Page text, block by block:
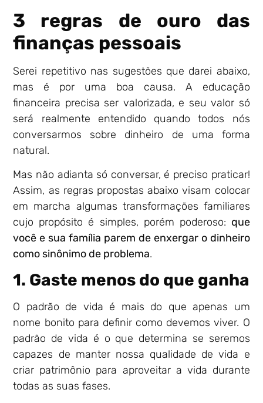
3 regras de ouro das
finanças pessoais
Serei repetitivo nas sugestões que darei abaixo,
mas é por uma boa causa. A educação
financeira precisa ser valorizada, e seu valor só
será realmente entendido quando todos nós
conversarmos sobre dinheiro de uma forma
natural.
Mas não adianta só conversar, é preciso praticar!
Assim, as regras propostas abaixo visam colocar
em marcha algumas transformações familiares
cujo propósito é simples, porém poderoso: que
você e sua família parem de enxergar o dinheiro
como sinônimo de problema.
1. Gaste menos do que ganha
O padrão de vida é mais do que apenas um
nome bonito para definir como devemos viver. O
padrão de vida é o que determina se seremos
capazes de manter nossa qualidade de vida e
criar patrimônio para aproveitar a vida durante
todas as suas fases.